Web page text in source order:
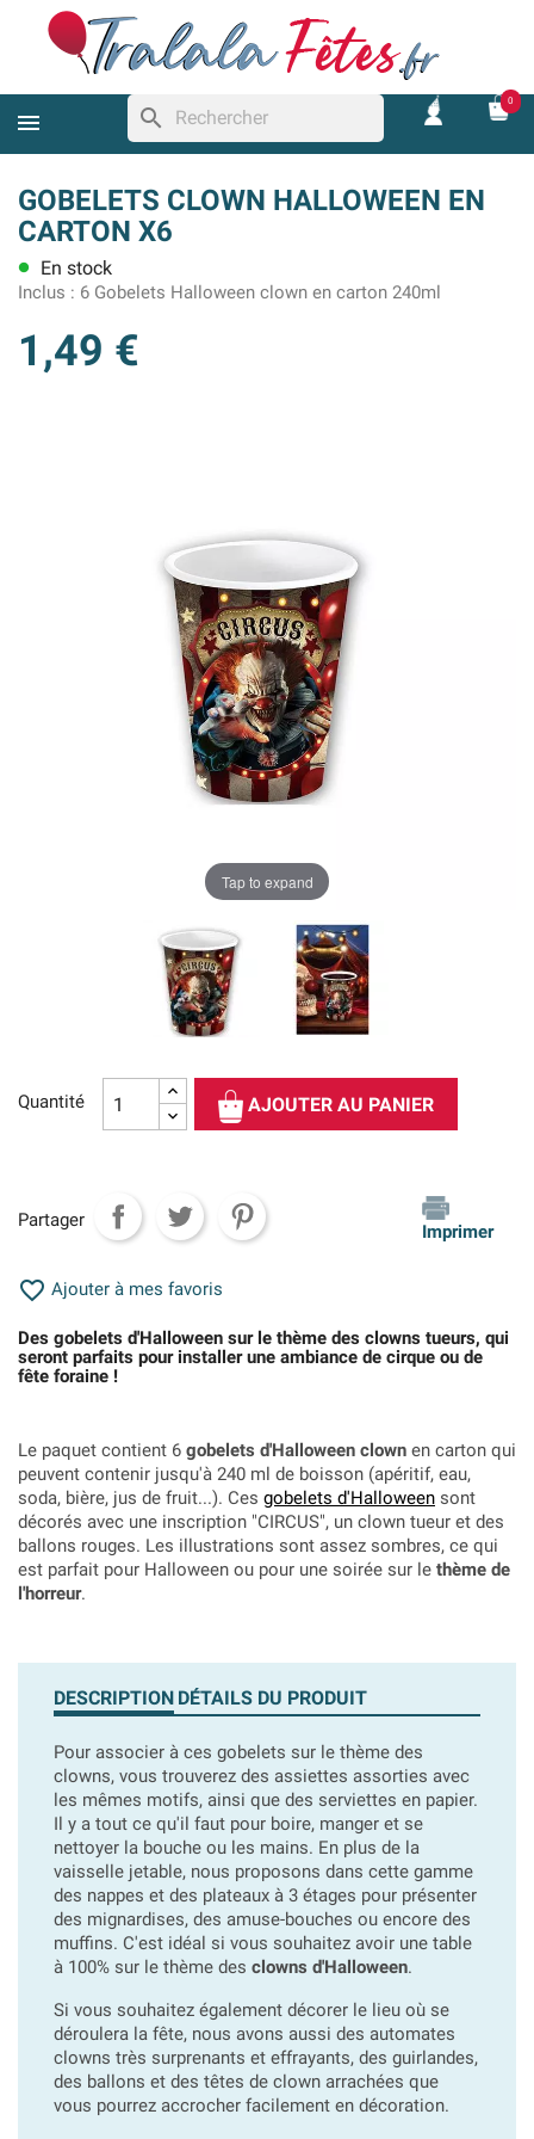
search
0
GOBELETS CLOWN HALLOWEEN EN
CARTON X6
lens En stock
Inclus : 6 Gobelets Halloween clown en carton 240ml
1,49 €
Tap to expand
Quantité AJOUTER AU PANIER
Partager
Imprimer
 Ajouter à mes favoris
Des gobelets d'Halloween sur le thème des clowns tueurs, qui
seront parfaits pour installer une ambiance de cirque ou de
fête foraine !
Le paquet contient 6 gobelets d'Halloween clown en carton qui
peuvent contenir jusqu'à 240 ml de boisson (apéritif, eau,
soda, bière, jus de fruit...). Ces gobelets d'Halloween sont
décorés avec une inscription "CIRCUS", un clown tueur et des
ballons rouges. Les illustrations sont assez sombres, ce qui
est parfait pour Halloween ou pour une soirée sur le thème de
l'horreur.
DESCRIPTION DÉTAILS DU PRODUIT
Pour associer à ces gobelets sur le thème des
clowns, vous trouverez des assiettes assorties avec
les mêmes motifs, ainsi que des serviettes en papier.
Il y a tout ce qu'il faut pour boire, manger et se
nettoyer la bouche ou les mains. En plus de la
vaisselle jetable, nous proposons dans cette gamme
des nappes et des plateaux à 3 étages pour présenter
des mignardises, des amuse-bouches ou encore des
muffins. C'est idéal si vous souhaitez avoir une table
à 100% sur le thème des clowns d'Halloween.
Si vous souhaitez également décorer le lieu où se
déroulera la fête, nous avons aussi des automates
clowns très surprenants et effrayants, des guirlandes,
des ballons et des têtes de clown arrachées que
vous pourrez accrocher facilement en décoration.